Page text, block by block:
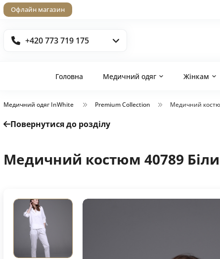
Офлайн магазин
+420 773 719 175
Головна Медичний одяг Жінкам
Медичний одяг InWhite Premium Collection Медичний
Повернутися до розділу
Медичний костюм 40789